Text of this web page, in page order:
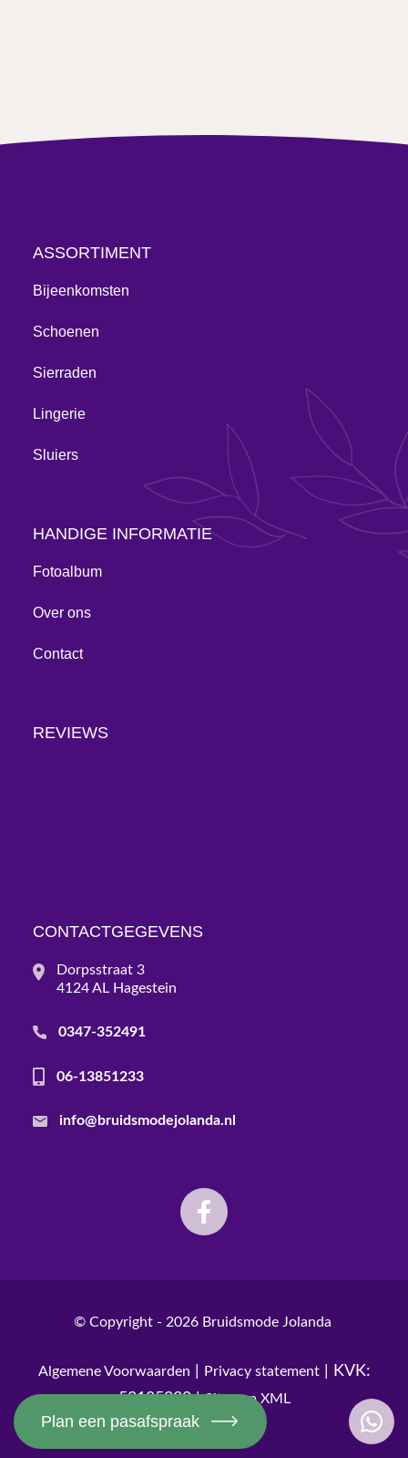
ASSORTIMENT
Bijeenkomsten
Schoenen
Sierraden
Lingerie
Sluiers
HANDIGE INFORMATIE
Fotoalbum
Over ons
Contact
REVIEWS
CONTACTGEGEVENS
Dorpsstraat 3
4124 AL Hagestein
0347-352491
06-13851233
info@bruidsmodejolanda.nl
© Copyright - 2026 Bruidsmode Jolanda
Algemene Voorwaarden Privacy statement| KVK:
52185230 |Sitemap XML
Plan een pasafspraak